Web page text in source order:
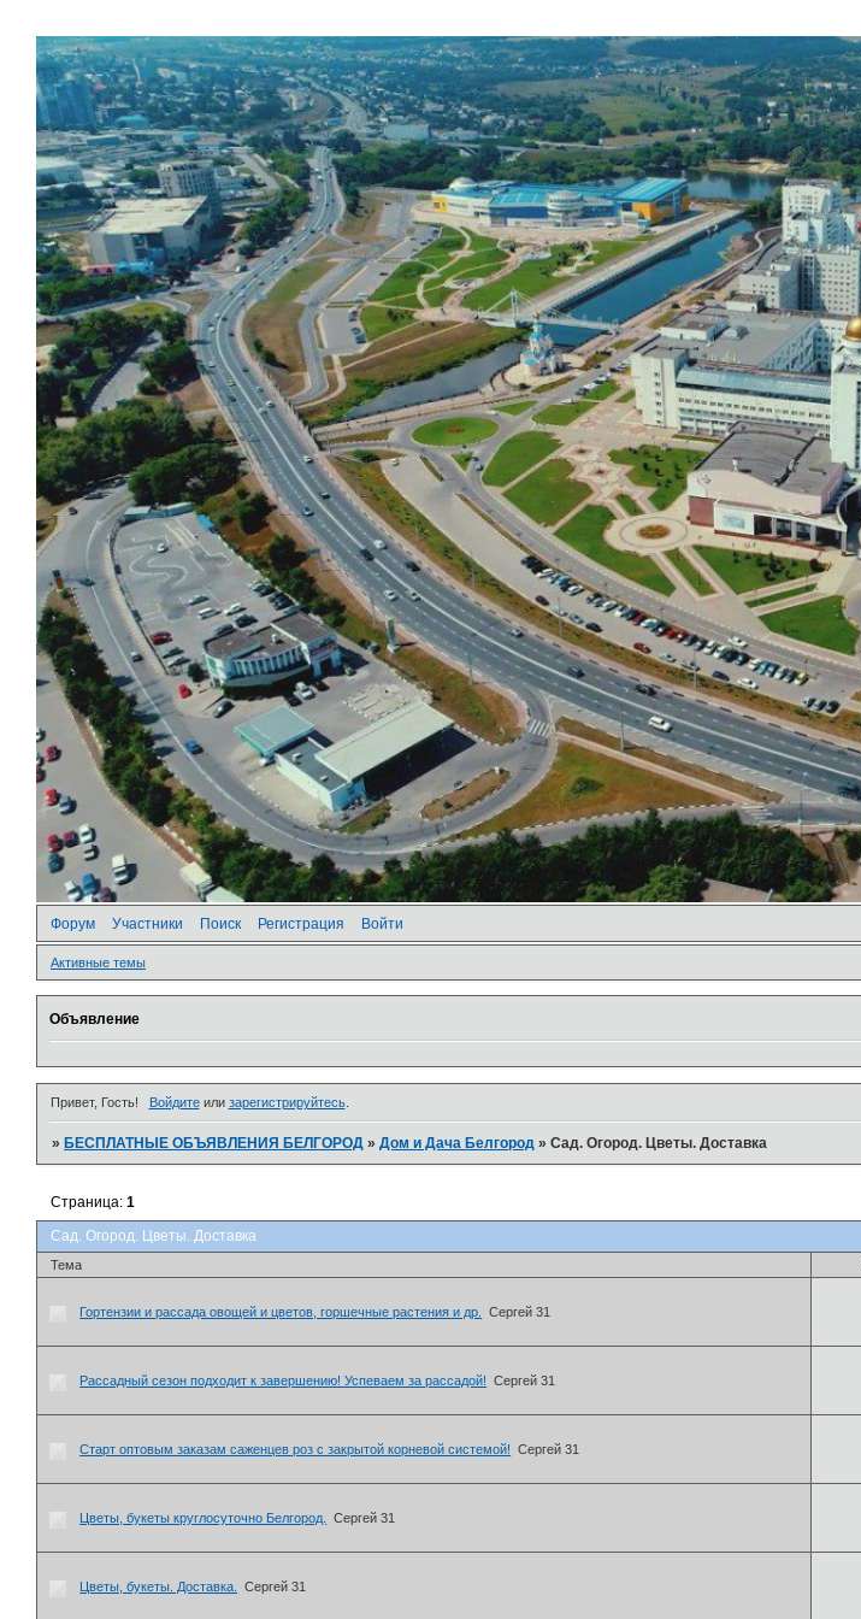
Форум Участники Поиск Регистрация Войти
Активные темы
Объявление
Привет, Гость! Войдитеили зарегистрируйтесь.
» БЕСПЛАТНЫЕ ОБЪЯВЛЕНИЯ БЕЛГОРОД »Дом и Дача Белгород »Сад. Огород. Цветы. Доставка
Сад. Огород. Цветы. Доставка
Страница:1
Тема
Гортензии и рассада овощей и цветов, горшечные растения и др. Сергей 31
Рассадный сезон подходит к завершению! Успеваем за рассадой! Сергей 31
Старт оптовым заказам саженцев роз с закрытой корневой системой! Сергей 31
Цветы, букеты круглосуточно Белгород. Сергей 31
Цветы, букеты. Доставка. Сергей 31